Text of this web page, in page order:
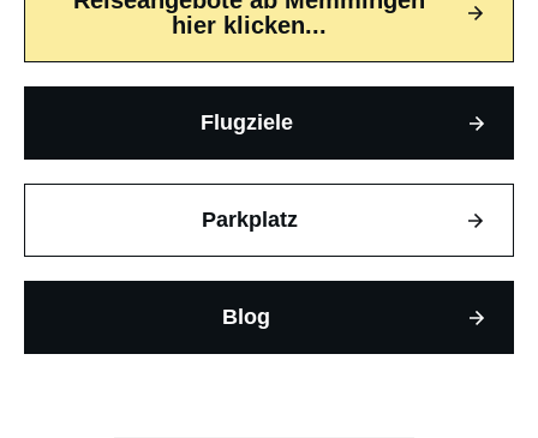
hier klicken...
Flugziele
Parkplatz
Blog